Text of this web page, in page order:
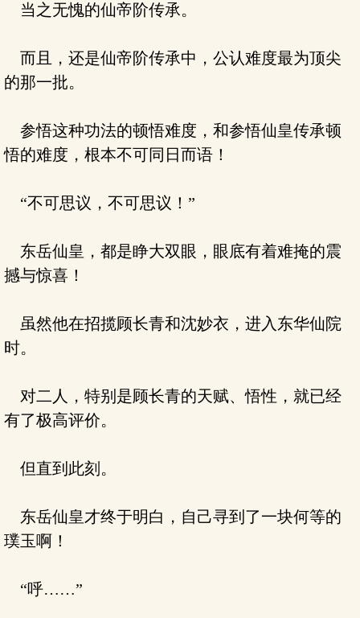
当之无愧的仙帝阶传承。
而且，还是仙帝阶传承中，公认难度最为顶尖
的那一批。
参悟这种功法的顿悟难度，和参悟仙皇传承顿
悟的难度，根本不可同日而语！
“不可思议，不可思议！”
东岳仙皇，都是睁大双眼，眼底有着难掩的震
撼与惊喜！
虽然他在招揽顾长青和沈妙衣，进入东华仙院
时。
对二人，特别是顾长青的天赋、悟性，就已经
有了极高评价。
但直到此刻。
东岳仙皇才终于明白，自己寻到了一块何等的
璞玉啊！
“呼……”